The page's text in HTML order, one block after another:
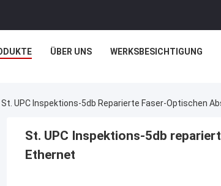
ÜBER UNS WERKSBESICHTIGUNG
St. UPC Inspektions-5db Reparierte Faser-Optischen
St. UPC Inspektions-5db
Ethernet